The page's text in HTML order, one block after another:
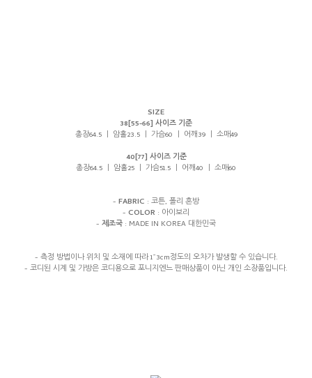
SIZE
38[55-66] 사이즈 기준
총장64.5 ㅣ 암홀23.5 ㅣ 가슴60 ㅣ 어깨39 ㅣ 소매49
40[77] 사이즈 기준
총장64.5 ㅣ 암홀25 ㅣ 가슴51.5 ㅣ 어깨40 ㅣ 소매60
- FABRIC : 코튼, 폴리 혼방
- COLOR : 아이보리
- 제조국 : MADE IN KOREA 대한민국
- 측정 방법이나 위치 및 소재에 따라 1~3cm정도의 오차가 발생할 수 있습니다.
- 코디된 시계 및 가방은 코디용으로 포니지엔느 판매상품이 아닌 개인 소장품입니다.